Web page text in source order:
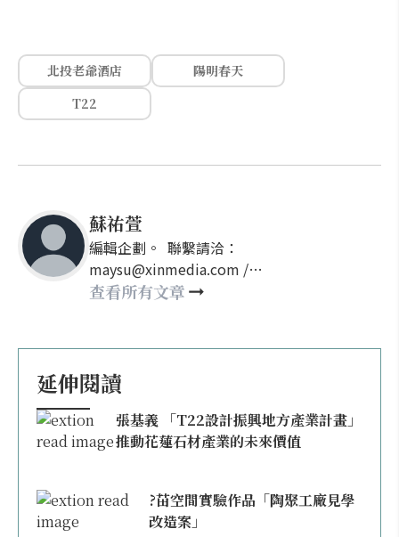
北投老爺酒店
陽明春天
T22
蘇祐萱
編輯企劃。 聯繫請洽：
maysu@xinmedia.com /
may860527@gmail.com
查看所有文章
延伸閱讀
張基義 「T22設計振興地方產業計畫」
推動花蓮石材產業的未來價值
?苗空間實驗作品「陶聚工廠見學
改造案」